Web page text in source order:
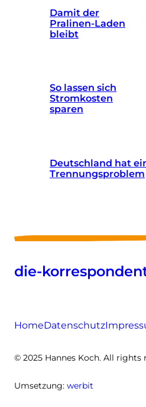
Damit der
Pralinen-Laden
bleibt
So lassen sich
Stromkosten
sparen
Deutschland hat
Trennungsproblem
die-
HomeDatenschutz
© 2025 Hannes Koch. All rights
Umsetzung: werbit